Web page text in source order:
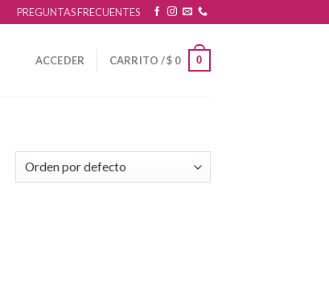
PREGUNTAS FRECUENTES
ACCEDER CARRITO /$ 0 0